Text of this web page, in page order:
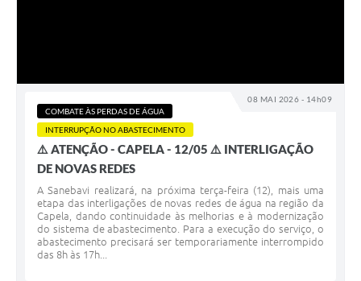
08 MAI 2026 - 14h09
COMBATE ÀS PERDAS DE ÁGUA
INTERRUPÇÃO NO ABASTECIMENTO
⚠️ ATENÇÃO - CAPELA - 12/05 ⚠️ INTERLIGAÇÃO
DE NOVAS REDES
A Sanebavi realizará, na próxima terça-feira (12), mais uma
etapa das interligações de novas redes de água na região da
Capela, dando continuidade às melhorias e à modernização
do sistema de abastecimento. Para a execução do serviço, o
abastecimento precisará ser temporariamente interrompido
das 8h às 17h...